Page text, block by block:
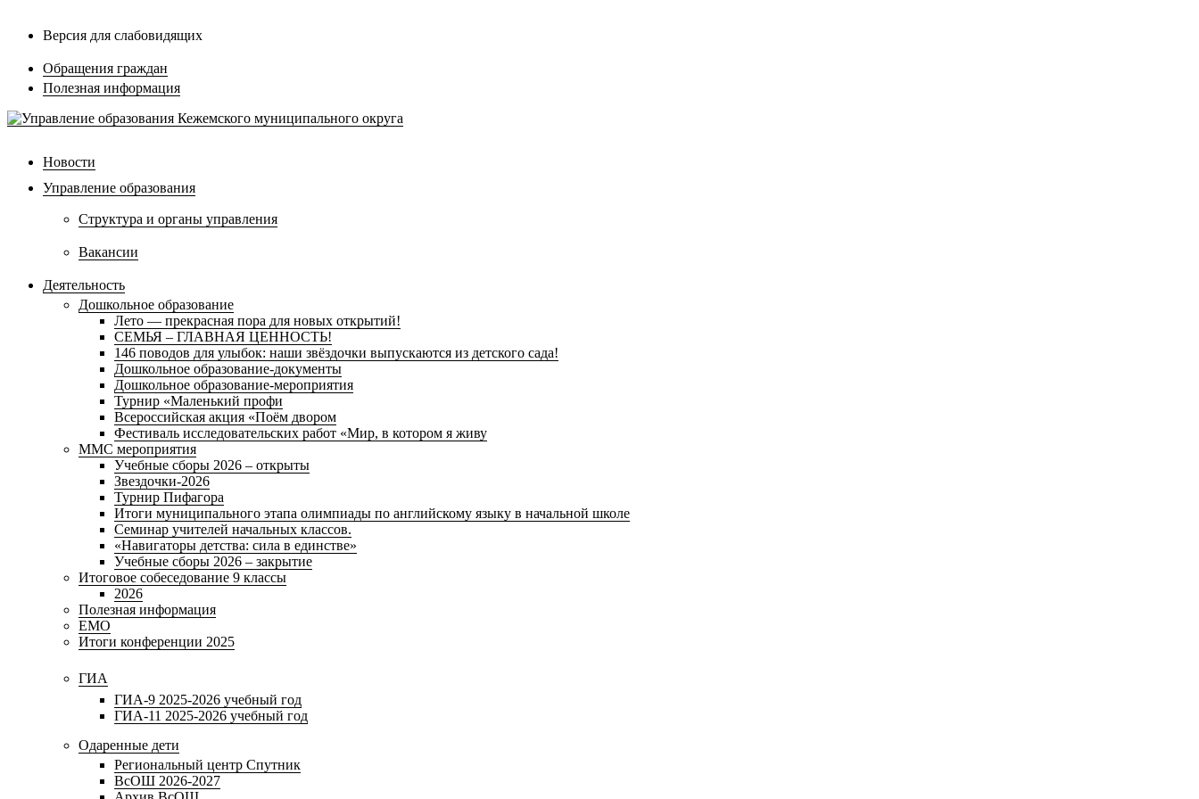
Версия для слабовидящих
Обращения граждан
Полезная информация
Новости
Управление образования
Структура и органы управления
Вакансии
Деятельность
Дошкольное образование
Лето — прекрасная пора для новых открытий!
СЕМЬЯ – ГЛАВНАЯ ЦЕННОСТЬ!
146 поводов для улыбок: наши звёздочки выпускаются из детского сада!
Дошкольное образование-документы
Дошкольное образование-мероприятия
Турнир «Маленький профи
Всероссийская акция «Поём двором
Фестиваль исследовательских работ «Мир, в котором я живу
ММС мероприятия
Учебные сборы 2026 – открыты
Звездочки-2026
Турнир Пифагора
Итоги муниципального этапа олимпиады по английскому языку в начальной школе
Семинар учителей начальных классов.
«Навигаторы детства: сила в единстве»
Учебные сборы 2026 – закрытие
Итоговое собеседование 9 классы
2026
Полезная информация
ЕМО
Итоги конференции 2025
ГИА
ГИА-9 2025-2026 учебный год
ГИА-11 2025-2026 учебный год
Одаренные дети
Региональный центр Спутник
ВсОШ 2026-2027